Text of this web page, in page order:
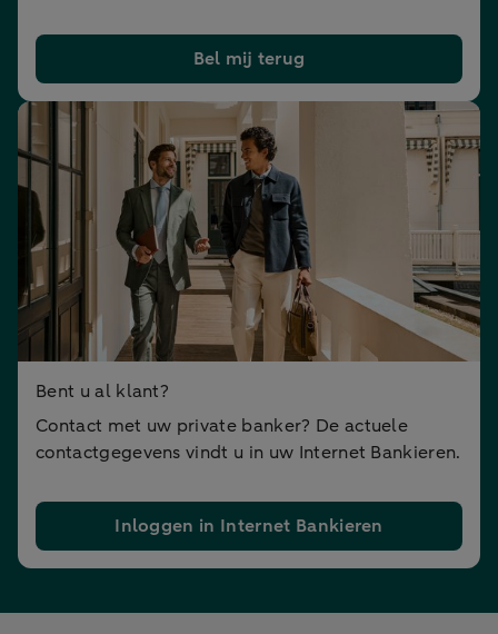
Bel mij terug
Bent u al klant?
Contact met uw private banker? De actuele
contactgegevens vindt u in uw Internet Bankieren.
Inloggen in Internet Bankieren